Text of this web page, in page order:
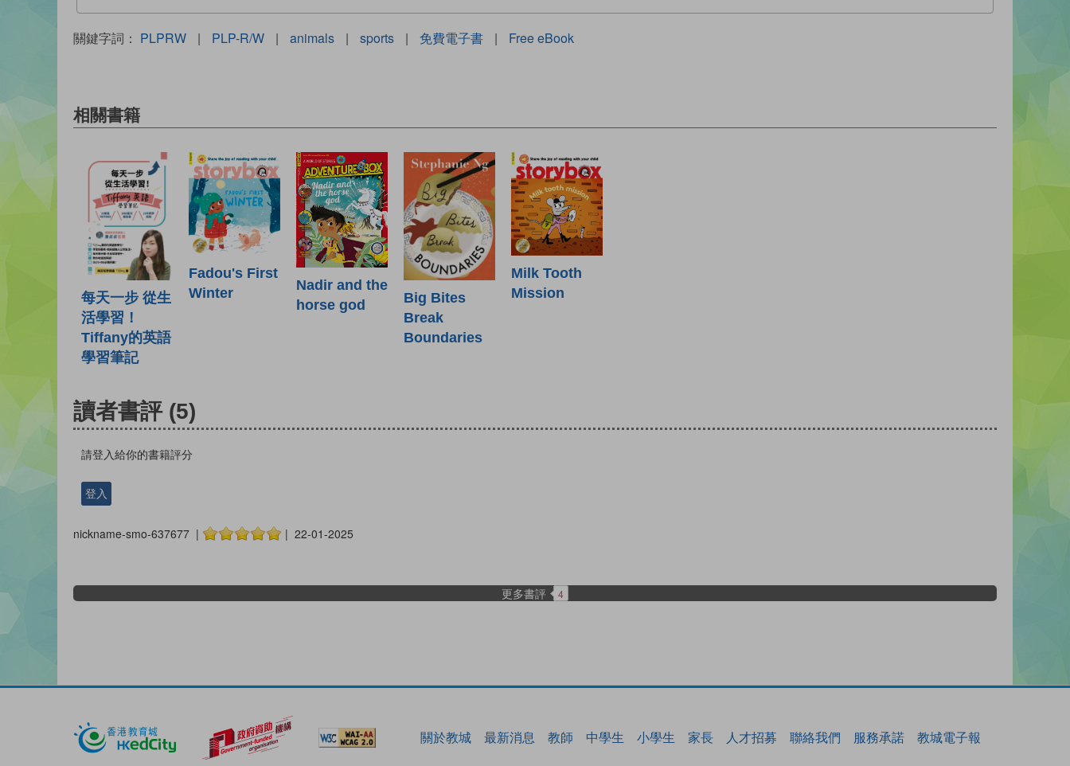
關鍵字詞： PLPRW | PLP-R/W | animals | sports | 免費電子書 | Free eBook
相關書籍
每天一步 從生
活學習！
Tiffany的英語
學習筆記
Fadou's First
Winter
Nadir and the
horse god
Big Bites
Break
Boundaries
Milk Tooth
Mission
讀者書評 (5)
請登入給你的書籍評分
登入
nickname-smo-637677 | | 22-01-2025
更多書評 4
關於教城 最新消息 教師 中學生 小學生 家長 人才招募 聯絡我們 服務承諾 教城電子報